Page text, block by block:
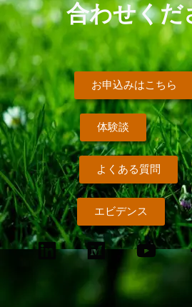
合わせくだ
お申込みはこちら
体験談
よくある質問
エビデンス
L
i
M
e
i
Y
o
u
t